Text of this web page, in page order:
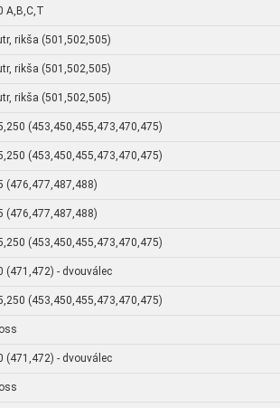
A,B,C,T
rikša (501,502,505)
rikša (501,502,505)
rikša (501,502,505)
(453,450,455,473,470,475)
(453,450,455,473,470,475)
(476,477,487,488)
(476,477,487,488)
(453,450,455,473,470,475)
(471,472) - dvouválec
(453,450,455,473,470,475)
(471,472) - dvouválec